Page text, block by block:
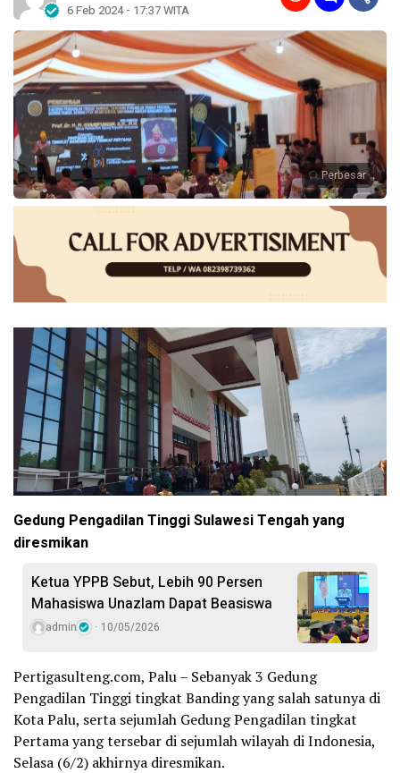
6 Feb 2024 - 17:37 WITA
Perbesar
Gedung Pengadilan Tinggi Sulawesi Tengah yang
diresmikan
Ketua YPPB Sebut, Lebih 90 Persen
Mahasiswa Unazlam Dapat Beasiswa
admin 10/05/2026
Pertigasulteng.com, Palu – Sebanyak 3 Gedung
Pengadilan Tinggi tingkat Banding yang salah satunya di
Kota Palu, serta sejumlah Gedung Pengadilan tingkat
Pertama yang tersebar di sejumlah wilayah di Indonesia,
Selasa (6/2) akhirnya diresmikan.